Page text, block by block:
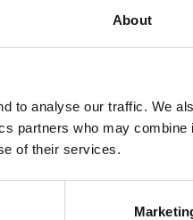
About
to analyse our traffic. We
partners who may combine
of their services.
på det ikoniske Fort